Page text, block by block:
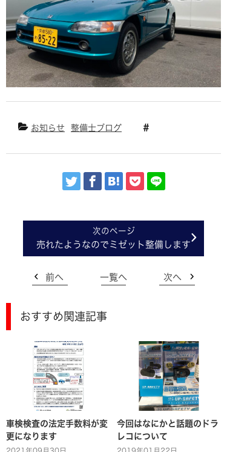
お知らせ 整備士ブログ
売れたようなのでミゼット整備します
前へ 一覧へ 次へ
おすすめ関連記事
車検検査の法定手数料が変
更になります
今回はなにかと話題のドラ
レコについて